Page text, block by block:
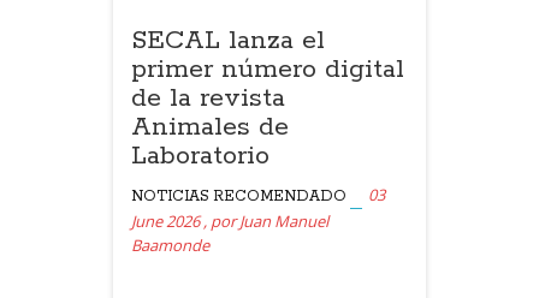
SECAL lanza el
primer número digital
de la revista
Animales de
Laboratorio
NOTICIAS RECOMENDADO
03
June 2026 , porJuan Manuel
Baamonde